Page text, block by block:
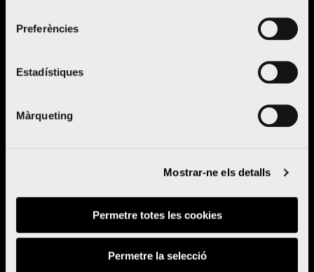
Preferències
Estadístiques
Màrqueting
Mostrar-ne els detalls
Permetre totes les cookies
Permetre la selecció